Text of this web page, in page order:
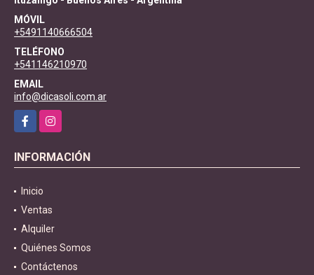
Av. Brandsen 3301
Ituzaingó - Buenos Aires - Argentina
MÓVIL
+5491140666504
TELÉFONO
+541146210970
EMAIL
info@dicasoli.com.ar
FacebookInstagram
Inicio
Ventas
Alquiler
Quiénes Somos